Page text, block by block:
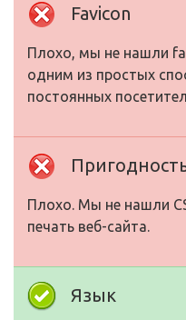
Favicon
Плохо, мы не нашли
одним из простых
постоянных
Плохо. Мы не нашли
печать веб-сайта.
Язык